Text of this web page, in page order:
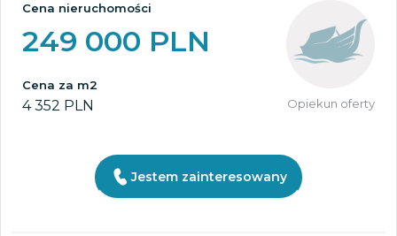
Cena nieruchomości
249 000 PLN
Cena za m2
4 352 PLN Opiekun oferty
Jestem zainteresowany